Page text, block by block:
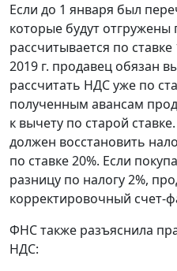
Если до 1 января был
которые будут отгружены
рассчитывается по
2019 г. продавец обязан
рассчитать НДС уже по
полученным авансам
к вычету по старой
должен восстановить
по ставке 20%. Если
разницу по налогу 2%,
корректировочный счет-
ФНС также разъяснила
НДС: